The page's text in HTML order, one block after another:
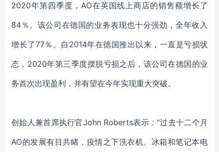
2020年第四季度，AO在英国线上商店的销售额增长了
84％。该公司在德国的业务表现也十分强劲，全年收入
增长了77％。自2014年在德国推出以来，一直是亏损状
态，2020年第三季度摆脱亏损之后，该公司在德国的业
务首次出现盈利，并有望在今年实现重大突破。
创始人兼首席执行官John Roberts表示：“过去十二个月
AO的发展有目共睹，疫情之下洗衣机、冰箱和笔记本电